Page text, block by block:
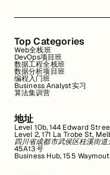
Top Categories
Web全栈班
DevOps项目班
数据工程全栈班
数据分析项目班
编程入门班
Business Analyst实习
算法集训营
地址
Level 10b, 144 Edward
Level 2, 171 La Trobe St,
四川省成都市武侯区桂溪街
45A13号
Business Hub, 155